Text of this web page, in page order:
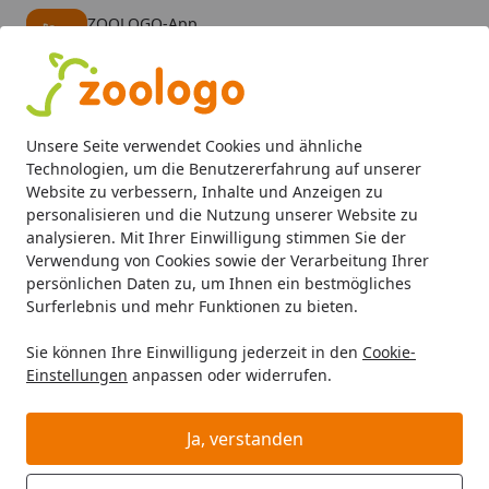
Unsere Seite verwendet Cookies und ähnliche
Technologien, um die Benutzererfahrung auf unserer
Website zu verbessern, Inhalte und Anzeigen zu
personalisieren und die Nutzung unserer Website zu
analysieren. Mit Ihrer Einwilligung stimmen Sie der
Verwendung von Cookies sowie der Verarbeitung Ihrer
persönlichen Daten zu, um Ihnen ein bestmögliches
Surferlebnis und mehr Funktionen zu bieten.
Sie können Ihre Einwilligung jederzeit in den Cookie-
Einstellungen anpassen oder widerrufen.
Ja, verstanden
ZOOLOGO-App
Alle Produkte
Mein Konto
Suchen
Startseite
Hund Hundefutter Trockenfutter Acana 6kg Dog Free
Acana 6kg Dog Free Run Duck